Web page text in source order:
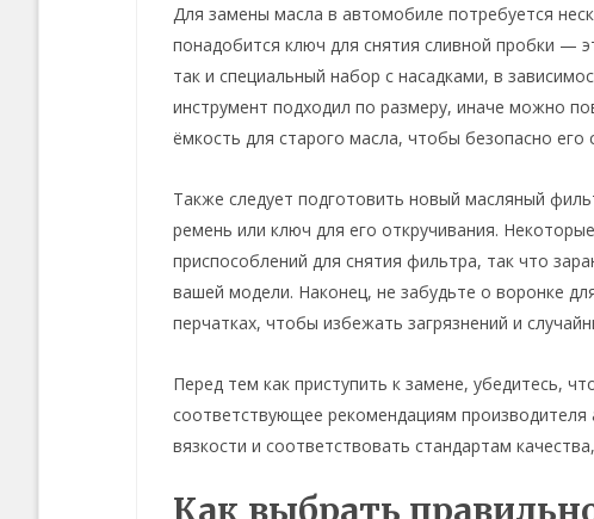
Для замены масла в автомобиле потребуется
понадобится ключ для снятия сливной пробки —
так и специальный набор с насадками, в
инструмент подходил по размеру, иначе можно
ёмкость для старого масла, чтобы безопасно его
Также следует подготовить новый масляный
ремень или ключ для его откручивания.
приспособлений для снятия фильтра, так что
вашей модели. Наконец, не забудьте о воронке
перчатках, чтобы избежать загрязнений и
Перед тем как приступить к замене, убедитесь,
соответствующее рекомендациям
вязкости и соответствовать стандартам